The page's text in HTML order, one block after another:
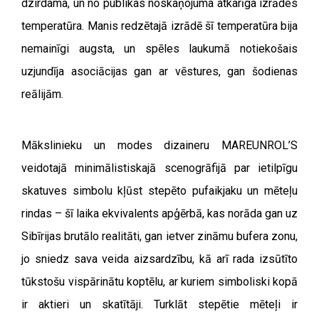
dzirdama, un no publikas noskaņojuma atkarīga izrādes
temperatūra. Manis redzētajā izrādē šī temperatūra bija
nemainīgi augsta, un spēles laukumā notiekošais
uzjundīja asociācijas gan ar vēstures, gan šodienas
reālijām.
Mākslinieku un modes dizaineru MAREUNROL’S
veidotajā minimālistiskajā scenogrāfijā par ietilpīgu
skatuves simbolu kļūst stepēto pufaikjaku un mēteļu
rindas – šī laika ekvivalents apģērbā, kas norāda gan uz
Sibīrijas brutālo realitāti, gan ietver zināmu bufera zonu,
jo sniedz sava veida aizsardzību, kā arī rada izsūtīto
tūkstošu vispārinātu koptēlu, ar kuriem simboliski kopā
ir aktieri un skatītāji. Turklāt stepētie mēteļi ir